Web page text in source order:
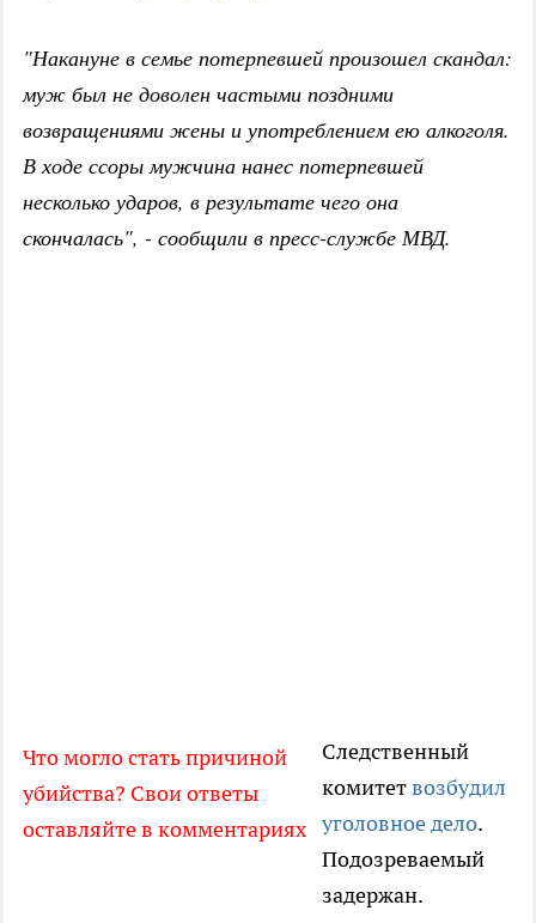
"Накануне в семье потерпевшей произошел скандал:
муж был не доволен частыми поздними
возвращениями жены и употреблением ею алкоголя.
В ходе ссоры мужчина нанес потерпевшей
несколько ударов, в результате чего она
скончалась", - сообщили в пресс-службе МВД.
Что могло стать причиной
убийства? Свои ответы
оставляйте в комментариях
Следственный
комитетвозбудил
уголовное дело.
Подозреваемый
задержан.